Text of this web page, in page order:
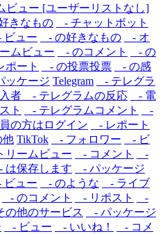
ビュー [ユーザーリストなし]
きなもの
- チャットボット
ビュー - の好きなもの
- オ
ムビュー - のコメント
- の
ポート - の投票投票
- の感
ッケージ Telegram
- テレグラ
者 - テレグラムの反応
- 電
ト - テレグラムコメント
-
の方はログイン
- レポート
他 TikTok - フォロワー
- ビ
リームビュー - コメント
-
は保存します
- パッケージ
ビュー - のような
- ライブ
- のコメント - リポスト
-
の他のサービス
- パッケージ
- ビュー - いいね！
- コメ